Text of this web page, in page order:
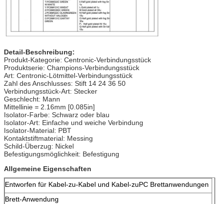
Detail-Beschreibung:
Produkt-Kategorie: Centronic-Verbindungsstück
Produktserie: Champions-Verbindungsstück
Art: Centronic-Lötmittel-Verbindungsstück
Zahl des Anschlusses: Stift 14 24 36 50
Verbindungsstück-Art: Stecker
Geschlecht: Mann
Mittellinie = 2.16mm [0.085in]
Isolator-Farbe: Schwarz oder blau
Isolator-Art: Einfache und weiche Verbindung
Isolator-Material: PBT
Kontaktstiftmaterial: Messing
Schild-Überzug: Nickel
Befestigungsmöglichkeit: Befestigung
Allgemeine Eigenschaften
Entworfen für Kabel-zu-Kabel und Kabel-zuPC Brettanwendungen
Brett-Anwendung